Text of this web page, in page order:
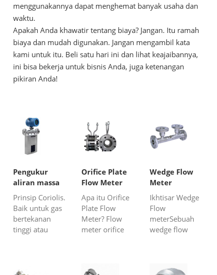
menggunakannya dapat menghemat banyak usaha dan
waktu.
Apakah Anda khawatir tentang biaya? Jangan. Itu ramah
biaya dan mudah digunakan. Jangan mengambil kata
kami untuk itu. Beli satu hari ini dan lihat keajaibannya,
ini bisa bekerja untuk bisnis Anda, juga ketenangan
pikiran Anda!
Pengukur
aliran massa
gas
Prinsip Coriolis.
Baik untuk gas
bertekanan
tinggi atau
aliran massa
Orifice Plate
Flow Meter
Apa itu Orifice
Plate Flow
Meter? Flow
meter orifice
di dalamnya,
Wedge Flow
Meter
Ikhtisar Wedge
Flow
meterSebuah
wedge flow
instrumen yang